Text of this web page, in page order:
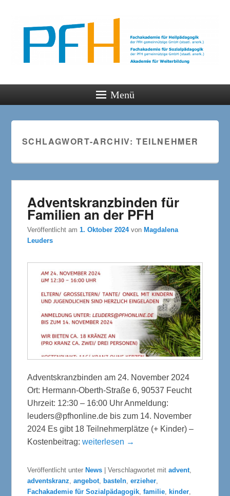
PFH
Gemeinsam wachsen
Menü
SCHLAGWORT-ARCHIV: TEILNEHMER
Adventskranzbinden für
Familien an der PFH
Veröffentlicht am1. Oktober 2024 von Magdalena
Leuders
Adventskranzbinden am 24. November 2024
Ort: Hermann-Oberth-Straße 6, 90537 Feucht
Uhrzeit: 12:30 – 16:00 Uhr Anmeldung:
leuders@pfhonline.de bis zum 14. November
2024 Es gibt 18 Teilnehmerplätze (+ Kinder) –
Kostenbeitrag:weiterlesen →
Veröffentlicht unter News |Verschlagwortet mit advent
adventskranz ,angebot basteln ,erzieher
Fachakademie für Sozialpädagogik ,familie kinder